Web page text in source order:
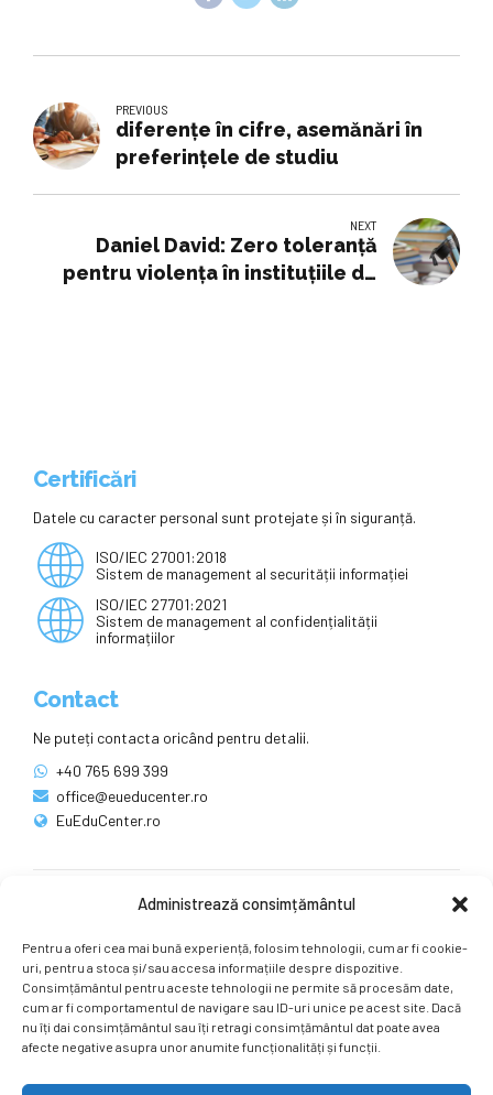
Administrează consimțământul
Pentru a oferi cea mai bună experiență, folosim tehnologii, cum ar fi cookie-
uri, pentru a stoca și/sau accesa informațiile despre dispozitive.
Consimțământul pentru aceste tehnologii ne permite să procesăm date,
cum ar fi comportamentul de navigare sau ID-uri unice pe acest site. Dacă
nu îți dai consimțământul sau îți retragi consimțământul dat poate avea
afecte negative asupra unor anumite funcționalități și funcții.
PREVIOUS
diferenţe în cifre, asemănări în
preferinţele de studiu
NEXT
Daniel David: Zero toleranță
pentru violența în instituțiile de
Certificări
Datele cu caracter personal sunt protejate și în siguranță.
ISO/IEC 27001:2018
Sistem de management al securității informației
ISO/IEC 27701:2021
Sistem de management al confidențialității
informațiilor
Contact
Ne puteți contacta oricând pentru detalii.
+40 765 699 399
office@eueducenter.ro
EuEduCenter.ro
Ne puteți găsi și pe rețelele sociale.